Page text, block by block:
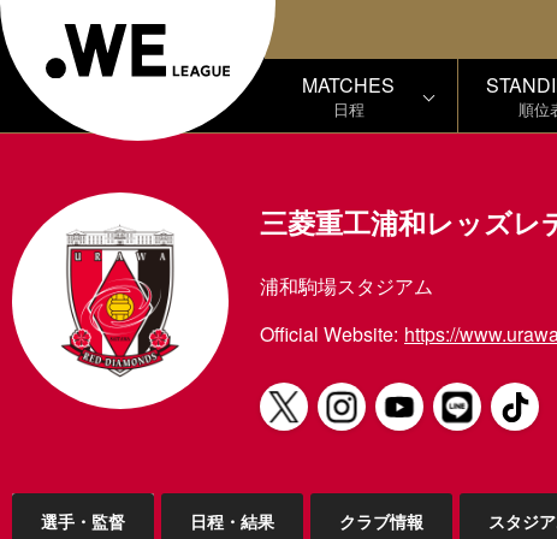
MATCHES
日程 順位
三菱重工浦和レッズレ
浦和駒場スタジアム
Official Website: https://
選手・監督 日程・結果 クラブ情報 スタジ